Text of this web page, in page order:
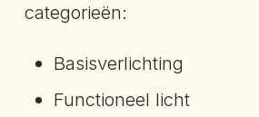
categorieën:
Basisverlichting
Functioneel licht